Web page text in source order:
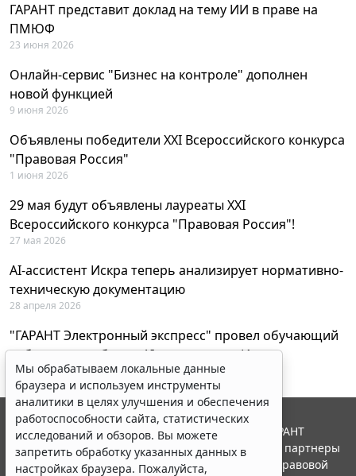
ГАРАНТ представит доклад на тему ИИ в праве на
ПМЮФ
23 июня 2026
Онлайн-сервис "Бизнес на контроле" дополнен
новой функцией
9 июня 2026
Объявлены победители XXI Всероссийского конкурса
"Правовая Россия"
1 июня 2026
29 мая будут объявлены лауреаты XXI
Всероссийского конкурса "Правовая Россия"!
27 мая 2026
AI-ассистент Искра теперь анализирует нормативно-
техническую документацию
28 апреля 2026
"ГАРАНТ Электронный экспресс" провел обучающий
вебинар по работе с AI-ассистентом Искра
23 апреля 2026
Мы обрабатываем локальные данные
браузера и используем инструменты
аналитики в целях улучшения и обеспечения
работоспособности сайта, статистических
исследований и обзоров. Вы можете
запретить обработку указанных данных в
настройках браузера. Пожалуйста,
© ООО "НПП "ГАРАНТ-СЕРВИС", 2026. Система ГАРАНТ
выпускается с 1990 года. Компания "Гарант" и ее партнеры
являются участниками Российской ассоциации правовой